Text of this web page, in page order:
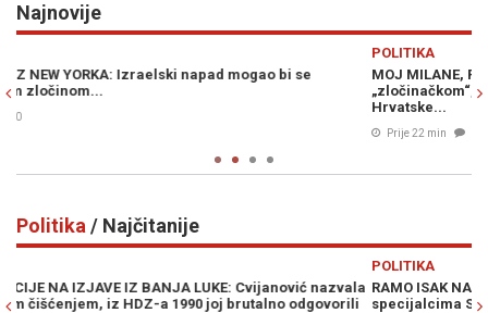
Najnovije
MOJ MILANE, POBRATIME MIO: Željka Cvijanović „Oluju“ naziva
„zločinačkom“, ali ne spominje glavnog krivca za egzodus Srba iz
Politika / Najčitanije
RAMO ISAK NAKON INCIDENTA U BUGOJNU: "Čestitam
specijalcima SBK na profesionalno urađenom poslu, uradili su